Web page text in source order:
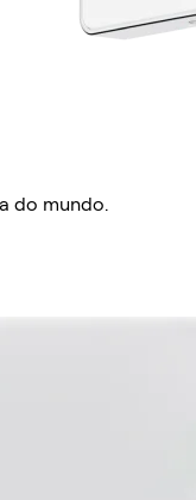
do mundo.